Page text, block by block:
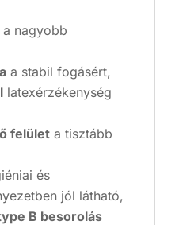
a nagyobb
a stabil fogásért,
latexérzékenység
felület a tisztább
és
jól látható,
B besorolás